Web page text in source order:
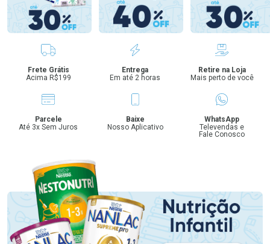
Benefícios
Frete Grátis
Acima R$199
Entrega
Em até 2 horas
Retire na Loja
Mais perto de você
Parcele
Até 3x Sem Juros
Baixe
Nosso Aplicativo
WhatsApp
Televendas e
Fale Conosco